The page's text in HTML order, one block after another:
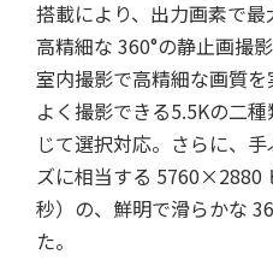
搭載により、出力画素で
高精細な 360°の静止画撮
室内撮影で高精細な画質
よく撮影できる5.5Kの二
じて選択対応。さらに、
ズに相当する 5760×2880
秒）の、鮮明で滑らかな
た。